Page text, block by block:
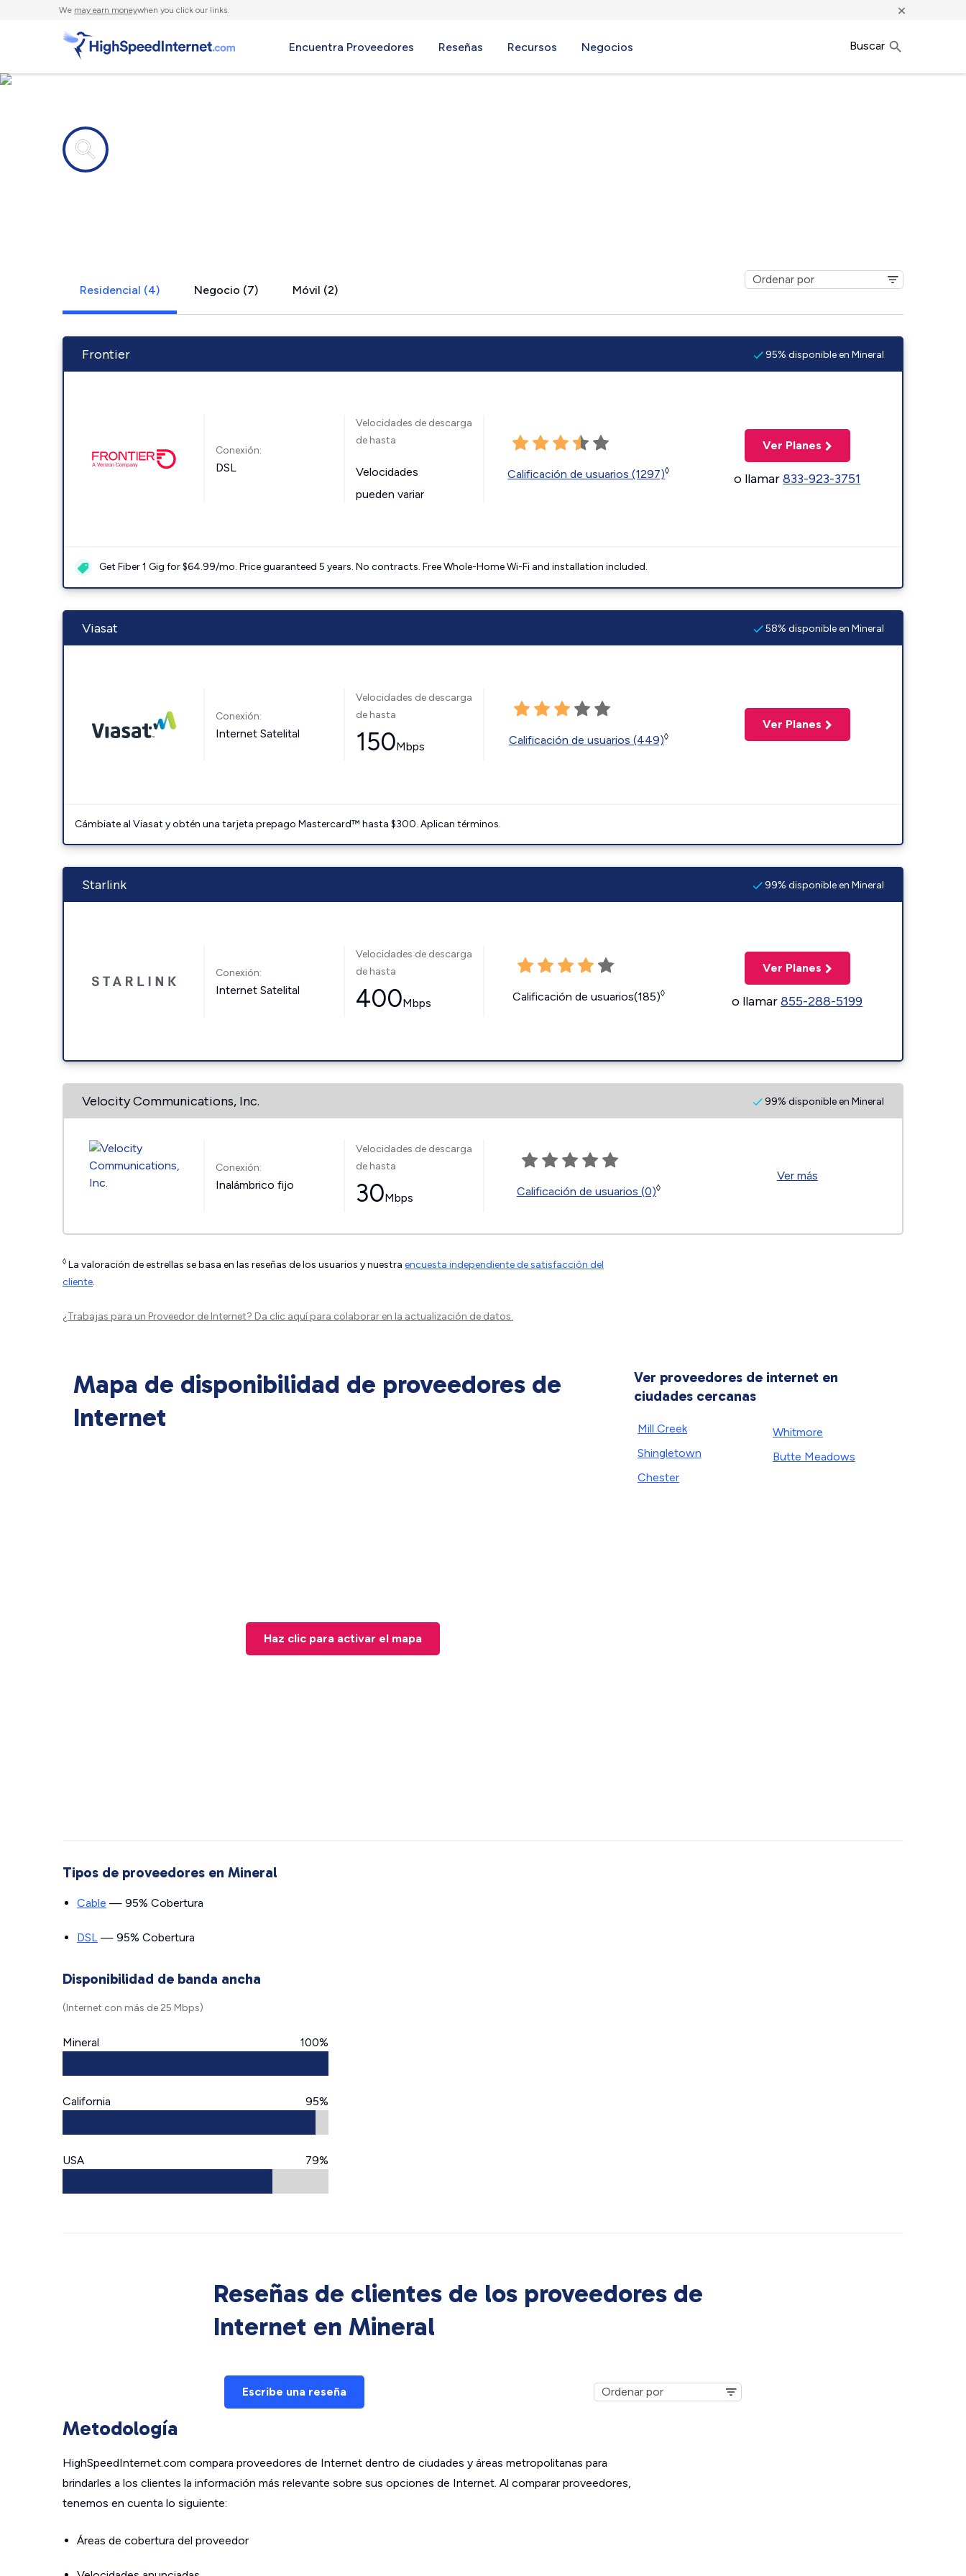
We may earn moneywhen you click our links. ×
Encuentra Proveedores Reseñas Recursos Negocios Buscar
Residencial (4) Negocio (7) Móvil (2)
Frontier 95% disponible en Mineral
Conexión:
DSL
Velocidades de descarga
de hasta
Velocidades
pueden variar
Calificación de usuarios (1297)◊
Ver Planes
o llamar833-923-3751
Get Fiber 1 Gig for $64.99/mo. Price guaranteed 5 years. No contracts. Free Whole-Home Wi-Fi and installation included.
Viasat 58% disponible en Mineral
Conexión:
Internet Satelital
Velocidades de descarga
de hasta
150Mbps Calificación de usuarios (449)◊
Ver Planes
Cámbiate al Viasat y obtén una tarjeta prepago Mastercard™ hasta $300. Aplican términos.
Starlink 99% disponible en Mineral
Conexión:
Internet Satelital
Velocidades de descarga
de hasta
400Mbps Calificación de usuarios(185)◊
Ver Planes
o llamar855-288-5199
Velocity Communications, Inc. 99% disponible en Mineral
Conexión:
Inalámbrico fijo
Velocidades de descarga
de hasta
30Mbps Calificación de usuarios (0)◊
Ver más
◊ La valoración de estrellas se basa en las reseñas de los usuarios y nuestra encuesta independiente de satisfacción del
cliente.
¿Trabajas para un Proveedor de Internet? Da clic aquípara colaborar en la actualización de datos.
Mapa de disponibilidad de proveedores de
Internet
Haz clic para activar el mapa
Ver proveedores de internet en
ciudades cercanas
Mill Creek
Shingletown
Chester
Whitmore
Butte Meadows
Tipos de proveedores en Mineral
Cable — 95% Cobertura
DSL — 95% Cobertura
Disponibilidad de banda ancha
(Internet con más de 25 Mbps)
Mineral 100%
California 95%
USA 79%
Reseñas de clientes de los proveedores de
Internet en Mineral
Escribe una reseña
Metodología
HighSpeedInternet.com compara proveedores de Internet dentro de ciudades y áreas metropolitanas para
brindarles a los clientes la información más relevante sobre sus opciones de Internet. Al comparar proveedores,
tenemos en cuenta lo siguiente:
Áreas de cobertura del proveedor